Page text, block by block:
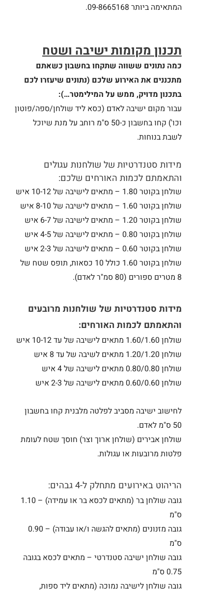
המתאימה ביותר 09-8665168.
תכנון מקומות ישיבה ושטח
כמה נתונים ששווה שתקחו בחשבון כשאתם
מתכננים את האירוע שלכם (נתונים שיעזרו לכם
בתכנון מדויק, ממש על המילימטר…):
עבור מקום ישיבה לאדם (כסא ליד שולחן/ספה/פוטון
וכו') קחו בחשבון כ-50 ס"מ רוחב על מנת שיוכל
לשבת בנוחות.
מידות סטנדרטיות של שולחנות עגולים
והתאמתם לכמות האורחים שלכם:
שולחן בקוטר 1.80 – מתאים לישיבה של 10-12 איש
שולחן בקוטר 1.60 – מתאים לישיבה של 8-10 איש
שולחן בקוטר 1.20 – מתאים לישיבה של 6-7 איש
שולחן בקוטר 0.80 – מתאים לישיבה של 4-5 איש
שולחן בקוטר 0.60 – מתאים לישיבה של 2-3 איש
שולחן בקוטר 1.60 כולל 10 כסאות, תופס שטח של
8 מטרים ספורים (80 סמ"ר לאדם).
מידות סטנדרטיות של שולחנות מרובעים
והתאמתם לכמות האורחים:
שולחן 1.60/1.60 מתאים לישיבה של עד 10-12 איש
שולחן 1.20/1.20 מתאים לשיבה של עד 8 איש
שולחן 0.80/0.80 מתאים לישיבה של 4 איש
שולחן 0.60/0.60 מתאים לישיבה של 2-3 איש
לחישוב ישיבה מסביב לפלטה מלבנית קחו בחשבון
50 ס"מ לאדם.
שולחן אבירים (שולחן ארוך וצר) חוסך שטח לעומת
פלטות מרובעות או עגולות.
הריהוט באירועים מתחלק ל-4 גבהים:
גובה שולחן בר (מתאים לכסא בר או עמידה) – 1.10
ס"מ
גובה מזנונים (מתאים להגשה ו/או עבודה) – 0.90
ס"מ
גובה שולחן ישיבה סטנדרטי – מתאים לכסא בגובה
0.75 ס"מ
גובה שולחן לישיבה נמוכה (מתאים ליד ספות,